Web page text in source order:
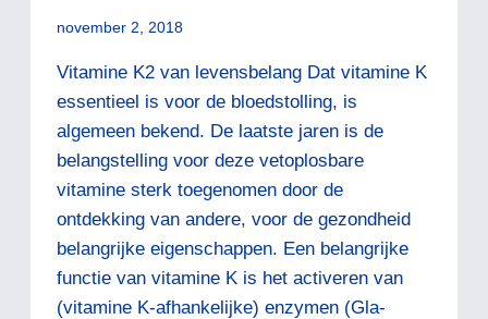
SUCCESVOLLE
-
>
THYMUS
november 2, 2018
Vitamine K2 van levensbelang Dat vitamine K
essentieel is voor de bloedstolling, is
algemeen bekend. De laatste jaren is de
belangstelling voor deze vetoplosbare
vitamine sterk toegenomen door de
ontdekking van andere, voor de gezondheid
belangrijke eigenschappen. Een belangrijke
functie van vitamine K is het activeren van
(vitamine K-afhankelijke) enzymen (Gla-